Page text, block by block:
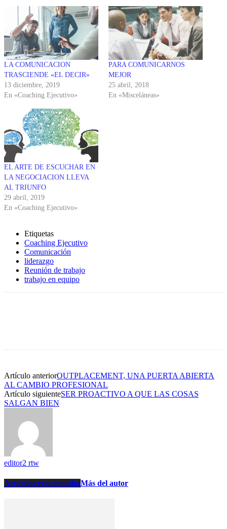
LA COMUNICACION
TRASCIENDE «EL DECIR»
13 diciembre, 2019
En «Coaching Ejecutivo»
PARA COMUNICARNOS
MEJOR
25 abril, 2018
En «Misceláneas»
EL ARTE DE ESCUCHAR EN
LA NEGOCIACION LLEVA
AL TRIUNFO
29 abril, 2019
En «Coaching Ejecutivo»
Etiquetas
Coaching Ejecutivo
Comunicación
liderazgo
Reunión de trabajo
trabajo en equipo
Artículo anteriorOUTPLACEMENT, UNA PUERTA ABIERTA
AL CAMBIO PROFESIONAL
Artículo siguienteSER PROACTIVO A QUE LAS COSAS
SALGAN BIEN
editor2 rtw
Artículos relacionadosMás del autor